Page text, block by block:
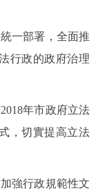
一部署，全面推
行政的政府治理
年市政府立法
，切實提高立法
強行政規範性文